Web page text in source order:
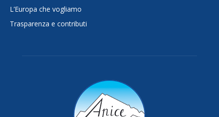
L’Europa che vogliamo
Trasparenza e contributi